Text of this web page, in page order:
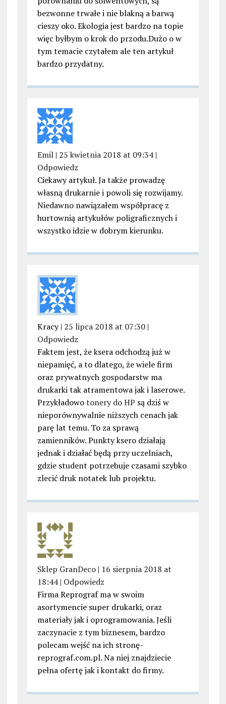
bezwonne trwałe i nie blakną a barwą
cieszy oko. Ekologia jest bardzo na topie
więc byłbym o krok do przodu.Dużo o w
tym temacie czytałem ale ten artykuł
bardzo przydatny.
Emil| 25 kwietnia 2018 at 09:34|
Odpowiedz
Ciekawy artykuł. Ja także prowadzę
własną drukarnie i powoli się rozwijamy.
Niedawno nawiązałem współpracę z
hurtownią artykułów poligraficznych i
wszystko idzie w dobrym kierunku.
Kracy | 25 lipca 2018 at 07:30|
Odpowiedz
Faktem jest, że ksera odchodzą już w
niepamięć, a to dlatego, że wiele firm
oraz prywatnych gospodarstw ma
drukarki tak atramentowa jak i laserowe.
Przykładowotonery do HP są dziś w
nieporównywalnie niższych cenach jak
parę lat temu. To za sprawą
zamienników. Punkty ksero działają
jednak i działać będą przy uczelniach,
gdzie student potrzebuje czasami szybko
zlecić druk notatek lub projektu.
Sklep GranDeco| 16 sierpnia 2018 at
18:44| Odpowiedz
Firma Reprograf ma w swoim
asortymencie super drukarki, oraz
materiały jak i oprogramowania. Jeśli
zaczynacie z tym biznesem, bardzo
polecam wejść na ich stronę-
reprograf.com.pl. Na niej znajdziecie
pełna ofertę jak i kontakt do firmy.